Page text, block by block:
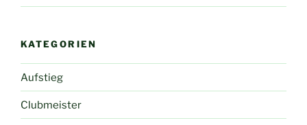
KATEGORIEN
Aufstieg
Clubmeister